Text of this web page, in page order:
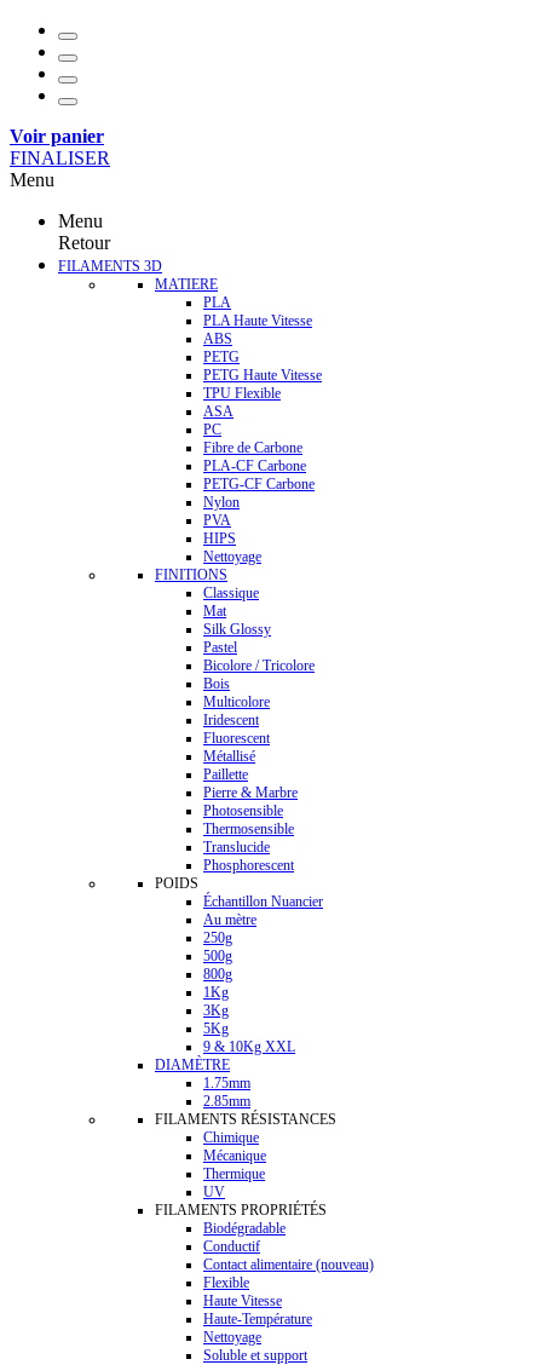
Voir panier
FINALISER
Menu
Menu
Retour
FILAMENTS 3D
MATIERE
PLA
PLA Haute Vitesse
ABS
PETG
PETG Haute Vitesse
TPU Flexible
ASA
PC
Fibre de Carbone
PLA-CF Carbone
PETG-CF Carbone
Nylon
PVA
HIPS
Nettoyage
FINITIONS
Classique
Mat
Silk Glossy
Pastel
Bicolore / Tricolore
Bois
Multicolore
Iridescent
Fluorescent
Métallisé
Paillette
Pierre & Marbre
Photosensible
Thermosensible
Translucide
Phosphorescent
POIDS
Échantillon Nuancier
Au mètre
250g
500g
800g
1Kg
3Kg
5Kg
9 & 10Kg XXL
DIAMÈTRE
1.75mm
2.85mm
FILAMENTS RÉSISTANCES
Chimique
Mécanique
Thermique
UV
FILAMENTS PROPRIÉTÉS
Biodégradable
Conductif
Contact alimentaire (nouveau)
Flexible
Haute Vitesse
Haute-Température
Nettoyage
Soluble et support